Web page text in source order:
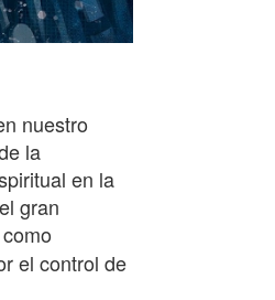
nuestro
la
en la
gran
el control de